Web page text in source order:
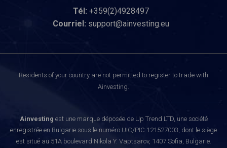
Tél: +359(2)4928497
Courriel: support@ainvesting.eu
Residents of your country are not permitted to register to trade with
Ainvesting.
Ainvesting est une marque déposée de Up Trend LTD, une société
enregistrée en Bulgarie sous le numéro UIC/PIC 121527003, dont le siège
est situé au 51A boulevard Nikola Y. Vaptsarov, 1407 Sofia, Bulgarie.